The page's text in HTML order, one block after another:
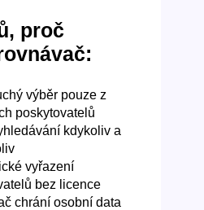
proč
výběr pouze z
poskytovatelů
kdykoliv a
vyřazení
bez licence
chrání osobní data